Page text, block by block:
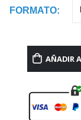
FORMATO
AÑADIR